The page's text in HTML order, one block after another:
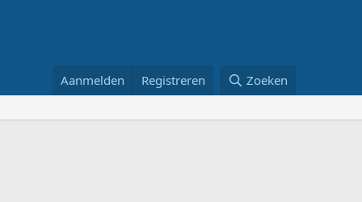
Aanmelden Registreren Zoeken